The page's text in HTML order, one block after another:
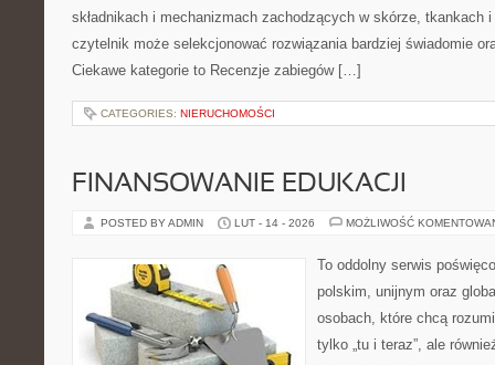
składnikach i mechanizmach zachodzących w skórze, tkankach
czytelnik może selekcjonować rozwiązania bardziej świadomie
Ciekawe kategorie to Recenzje zabiegów […]
CATEGORIES: NIERUCHOMOŚCI
FINANSOWANIE EDUKACJI
POSTED BY ADMIN LUT - 14 - 2026 MOŻLIWOŚĆ
To oddolny serwis
polskim, unijnym oraz
osobach, które chcą
tylko „tu i teraz”, ale